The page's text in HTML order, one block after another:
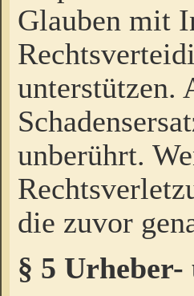
Glauben mit
unterstützen.
unberührt.
die zuvor
§ 5 Urheber-